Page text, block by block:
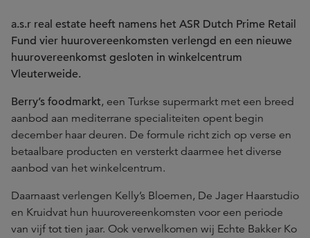
a.s.r real estate heeft namens het ASR Dutch Prime Retail
Fund vier huurovereenkomsten verlengd en een nieuwe
huurovereenkomst gesloten in winkelcentrum
Vleuterweide.
Berry’s foodmarkt, een Turkse supermarkt met een breed
aanbod aan mediterrane specialiteiten opent begin
december haar deuren. De formule richt zich op verse en
betaalbare producten en versterkt daarmee het diverse
aanbod van het winkelcentrum.
Daarnaast verlengen Kelly’s Bloemen, De Jager Haarstudio
en Kruidvat hun huurovereenkomsten voor een periode
van vijf tot tien jaar. Ook verwelkomen wij Echte Bakker Ko